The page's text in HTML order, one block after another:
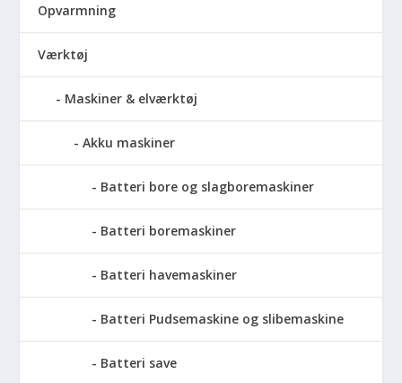
Opvarmning
Værktøj
Maskiner & elværktøj
Akku maskiner
Batteri bore og slagboremaskiner
Batteri boremaskiner
Batteri havemaskiner
Batteri Pudsemaskine og slibemaskine
Batteri save